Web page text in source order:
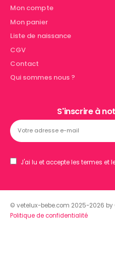
Mon compte
Mon panier
Liste de naissance
CGV
Contact
Qui sommes nous ?
S'inscrire à
J'ai lu et accepte les termes et
© vetelux-bebe.com 2025-2026 by
Politique de confidentialité